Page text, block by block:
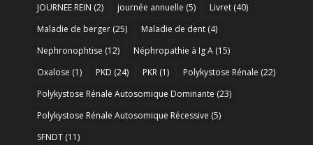
JOURNEE REIN (2) journée annuelle (5) Livret(40)
Maladie de berger(25) Maladie de dent(4)
Nephronophtise (12) Néphropathie à Ig A(15)
Oxalose (1) PKD (24) PKR(1) Polykystose Rénale (22)
Polykystose Rénale Autosomique Dominante (23)
Polykystose Rénale Autosomique Récessive (5)
SFNDT(11)